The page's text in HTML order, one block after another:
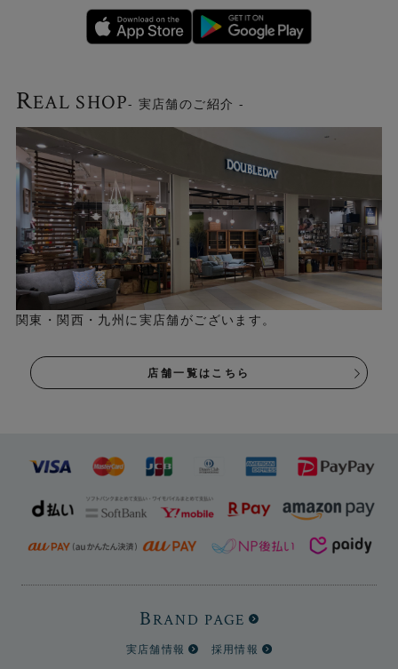
伝統的なギャッベの素朴な風合いを残しつつ、現代的な感
性でモダンアートの要素を取り入れたデザインも魅力で
す。 「各国の生活リズム」をモチーフに、自由で楽しいア
ートの雰囲気をデザインで表現しています。
REAL SHOP- 実店舗のご紹介 -
関東・関西・九州に実店舗がございます。
店舗一覧はこちら
BRAND PAGE
実店舗情報 採用情報